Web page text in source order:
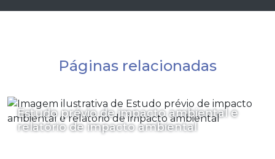
Páginas relacionadas
Estudo prévio de impacto ambiental e
relatório de impacto ambiental